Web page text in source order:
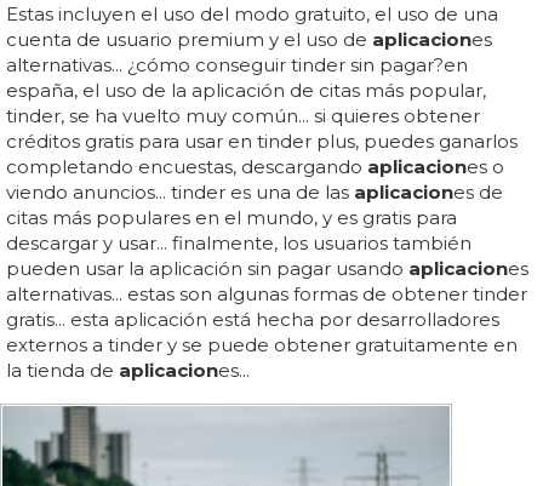
Estas incluyen el uso del modo gratuito, el uso de una
cuenta de usuario premium y el uso de aplicaciones
alternativas... ¿cómo conseguir tinder sin pagar?en
españa, el uso de la aplicación de citas más popular,
tinder, se ha vuelto muy común... si quieres obtener
créditos gratis para usar en tinder plus, puedes ganarlos
completando encuestas, descargando aplicaciones o
viendo anuncios... tinder es una de las aplicaciones de
citas más populares en el mundo, y es gratis para
descargar y usar... finalmente, los usuarios también
pueden usar la aplicación sin pagar usando aplicaciones
alternativas... estas son algunas formas de obtener tinder
gratis... esta aplicación está hecha por desarrolladores
externos a tinder y se puede obtener gratuitamente en
la tienda de aplicaciones...